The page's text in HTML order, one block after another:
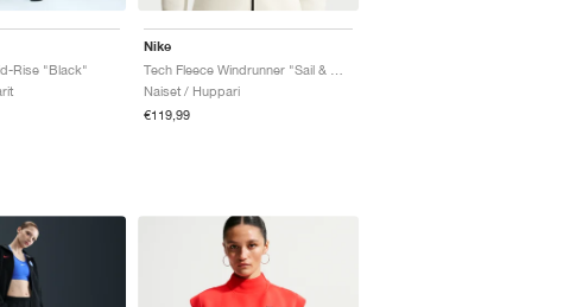
Rise "Black"
Nike
Naiset / Huppari
€119,99